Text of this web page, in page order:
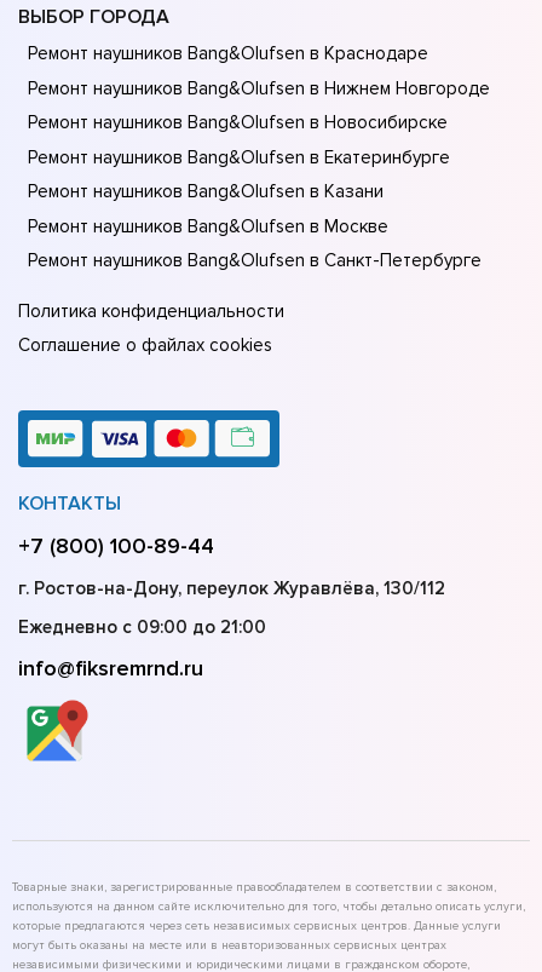
ВЫБОР ГОРОДА
Ремонт наушников Bang&Olufsen в Краснодаре
Ремонт наушников Bang&Olufsen в Нижнем Новгороде
Ремонт наушников Bang&Olufsen в Новосибирске
Ремонт наушников Bang&Olufsen в Екатеринбурге
Ремонт наушников Bang&Olufsen в Казани
Ремонт наушников Bang&Olufsen в Москве
Ремонт наушников Bang&Olufsen в Санкт-Петербурге
Политика конфиденциальности
Соглашение о файлах cookies
КОНТАКТЫ
+7 (800) 100-89-44
г. Ростов-на-Дону, переулок Журавлёва, 130/112
Ежедневно с 09:00 до 21:00
info@fiksremrnd.ru
Товарные знаки, зарегистрированные правообладателем в соответствии с законом,
используются на данном сайте исключительно для того, чтобы детально описать услуги,
которые предлагаются через сеть независимых сервисных центров. Данные услуги
могут быть оказаны на месте или в неавторизованных сервисных центрах
независимыми физическими и юридическими лицами в гражданском обороте,